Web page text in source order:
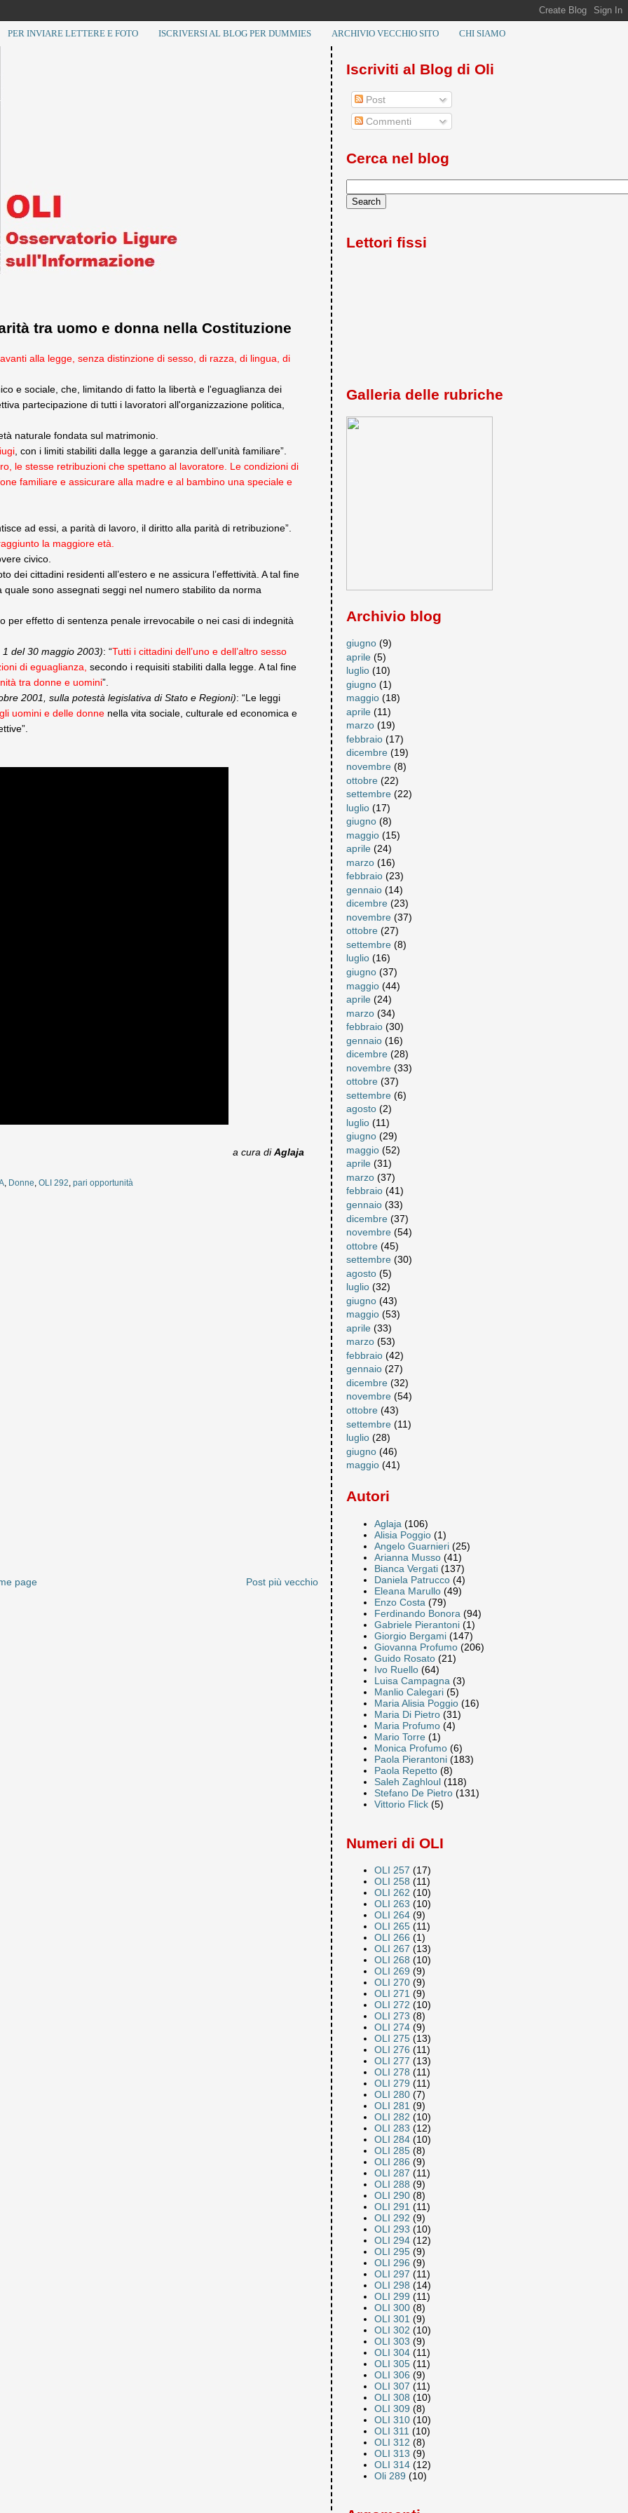
PER INVIARE LETTERE E FOTO ISCRIVERSI AL BLOG PER DUMMIES ARCHIVIO VECCHIO SITO CHI SIAMO
tra uomo e donna nella Costituzione
alla legge, senza distinzione di sesso, di razza, di lingua, di
e sociale, che, limitando di fatto la libertà e l'eguaglianza dei
partecipazione di tutti i lavoratori all'organizzazione politica,
naturale fondata sul matrimonio.
, con i limiti stabiliti dalla legge a garanzia dell’unità familiare”.
le stesse retribuzioni che spettano al lavoratore. Le condizioni di
familiare e assicurare alla madre e al bambino una speciale e
ad essi, a parità di lavoro, il diritto alla parità di retribuzione”.
la maggiore età.
civico.
dei cittadini residenti all’estero e ne assicura l’effettività. A tal fine
sono assegnati seggi nel numero stabilito da norma
effetto di sentenza penale irrevocabile o nei casi di indegnità
del 30 maggio 2003): “Tutti i cittadini dell’uno e dell’altro sesso
di eguaglianza, secondo i requisiti stabiliti dalla legge. A tal fine
tra donne e uomini”.
2001, sulla potestà legislativa di Stato e Regioni): “Le leggi
uomini e delle donne nella vita sociale, culturale ed economica e
a cura diAglaja
, Donne,OLI 292,pari opportunità
Post più vecchio
page
Iscriviti al Blog di Oli
Post
Commenti
Cerca nel blog
Lettori fissi
Galleria delle rubriche
Archivio blog
giugno (9)
aprile (5)
luglio (10)
giugno (1)
maggio (18)
aprile (11)
marzo (19)
febbraio (17)
dicembre (19)
novembre (8)
ottobre (22)
settembre (22)
luglio (17)
giugno (8)
maggio (15)
aprile (24)
marzo (16)
febbraio (23)
gennaio (14)
dicembre (23)
novembre (37)
ottobre (27)
settembre (8)
luglio (16)
giugno (37)
maggio (44)
aprile (24)
marzo (34)
febbraio (30)
gennaio (16)
dicembre (28)
novembre (33)
ottobre (37)
settembre (6)
agosto (2)
luglio (11)
giugno (29)
maggio (52)
aprile (31)
marzo (37)
febbraio (41)
gennaio (33)
dicembre (37)
novembre (54)
ottobre (45)
settembre (30)
agosto (5)
luglio (32)
giugno (43)
maggio (53)
aprile (33)
marzo (53)
febbraio (42)
gennaio (27)
dicembre (32)
novembre (54)
ottobre (43)
settembre (11)
luglio (28)
giugno (46)
maggio (41)
Autori
Aglaja (106)
Alisia Poggio (1)
Angelo Guarnieri (25)
Arianna Musso (41)
Bianca Vergati (137)
Daniela Patrucco (4)
Eleana Marullo (49)
Enzo Costa (79)
Ferdinando Bonora (94)
Gabriele Pierantoni (1)
Giorgio Bergami (147)
Giovanna Profumo (206)
Guido Rosato (21)
Ivo Ruello (64)
Luisa Campagna (3)
Manlio Calegari (5)
Maria Alisia Poggio (16)
Maria Di Pietro (31)
Maria Profumo (4)
Mario Torre (1)
Monica Profumo (6)
Paola Pierantoni (183)
Paola Repetto (8)
Saleh Zaghloul (118)
Stefano De Pietro (131)
Vittorio Flick (5)
Numeri di OLI
OLI 257 (17)
OLI 258 (11)
OLI 262 (10)
OLI 263 (10)
OLI 264 (9)
OLI 265 (11)
OLI 266 (1)
OLI 267 (13)
OLI 268 (10)
OLI 269 (9)
OLI 270 (9)
OLI 271 (9)
OLI 272 (10)
OLI 273 (8)
OLI 274 (9)
OLI 275 (13)
OLI 276 (11)
OLI 277 (13)
OLI 278 (11)
OLI 279 (11)
OLI 280 (7)
OLI 281 (9)
OLI 282 (10)
OLI 283 (12)
OLI 284 (10)
OLI 285 (8)
OLI 286 (9)
OLI 287 (11)
OLI 288 (9)
OLI 290 (8)
OLI 291 (11)
OLI 292 (9)
OLI 293 (10)
OLI 294 (12)
OLI 295 (9)
OLI 296 (9)
OLI 297 (11)
OLI 298 (14)
OLI 299 (11)
OLI 300 (8)
OLI 301 (9)
OLI 302 (10)
OLI 303 (9)
OLI 304 (11)
OLI 305 (11)
OLI 306 (9)
OLI 307 (11)
OLI 308 (10)
OLI 309 (8)
OLI 310 (10)
OLI 311 (10)
OLI 312 (8)
OLI 313 (9)
OLI 314 (12)
Oli 289 (10)